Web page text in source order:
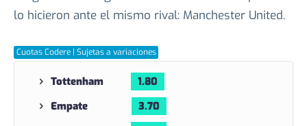
quedar fuera en primera ronda. Una curiosidad que
League en el rango de los últimos 5 años y ambos
Cuotas Codere | Sujetas a variaciones